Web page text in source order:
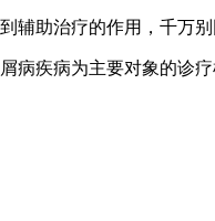
辅助治疗的作用，千万
病疾病为主要对象的诊